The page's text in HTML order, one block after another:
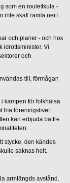
som en roulettkula -
inte skall ramla ner i
och planer - och hos
idrottsminister. Vi
och
till, förmågan
kampen för folkhälsa
fria föreningslivet
kan erbjuda bättre
stycke, den kändes
saknas helt.
armlängds avstånd.